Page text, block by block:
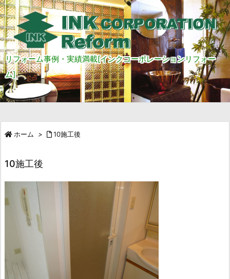
リフォーム事例・実績満載[インクコーポレーションリフォー
ム]
ホーム > 10施工後
10施工後